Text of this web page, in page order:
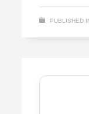
PUBLISHED